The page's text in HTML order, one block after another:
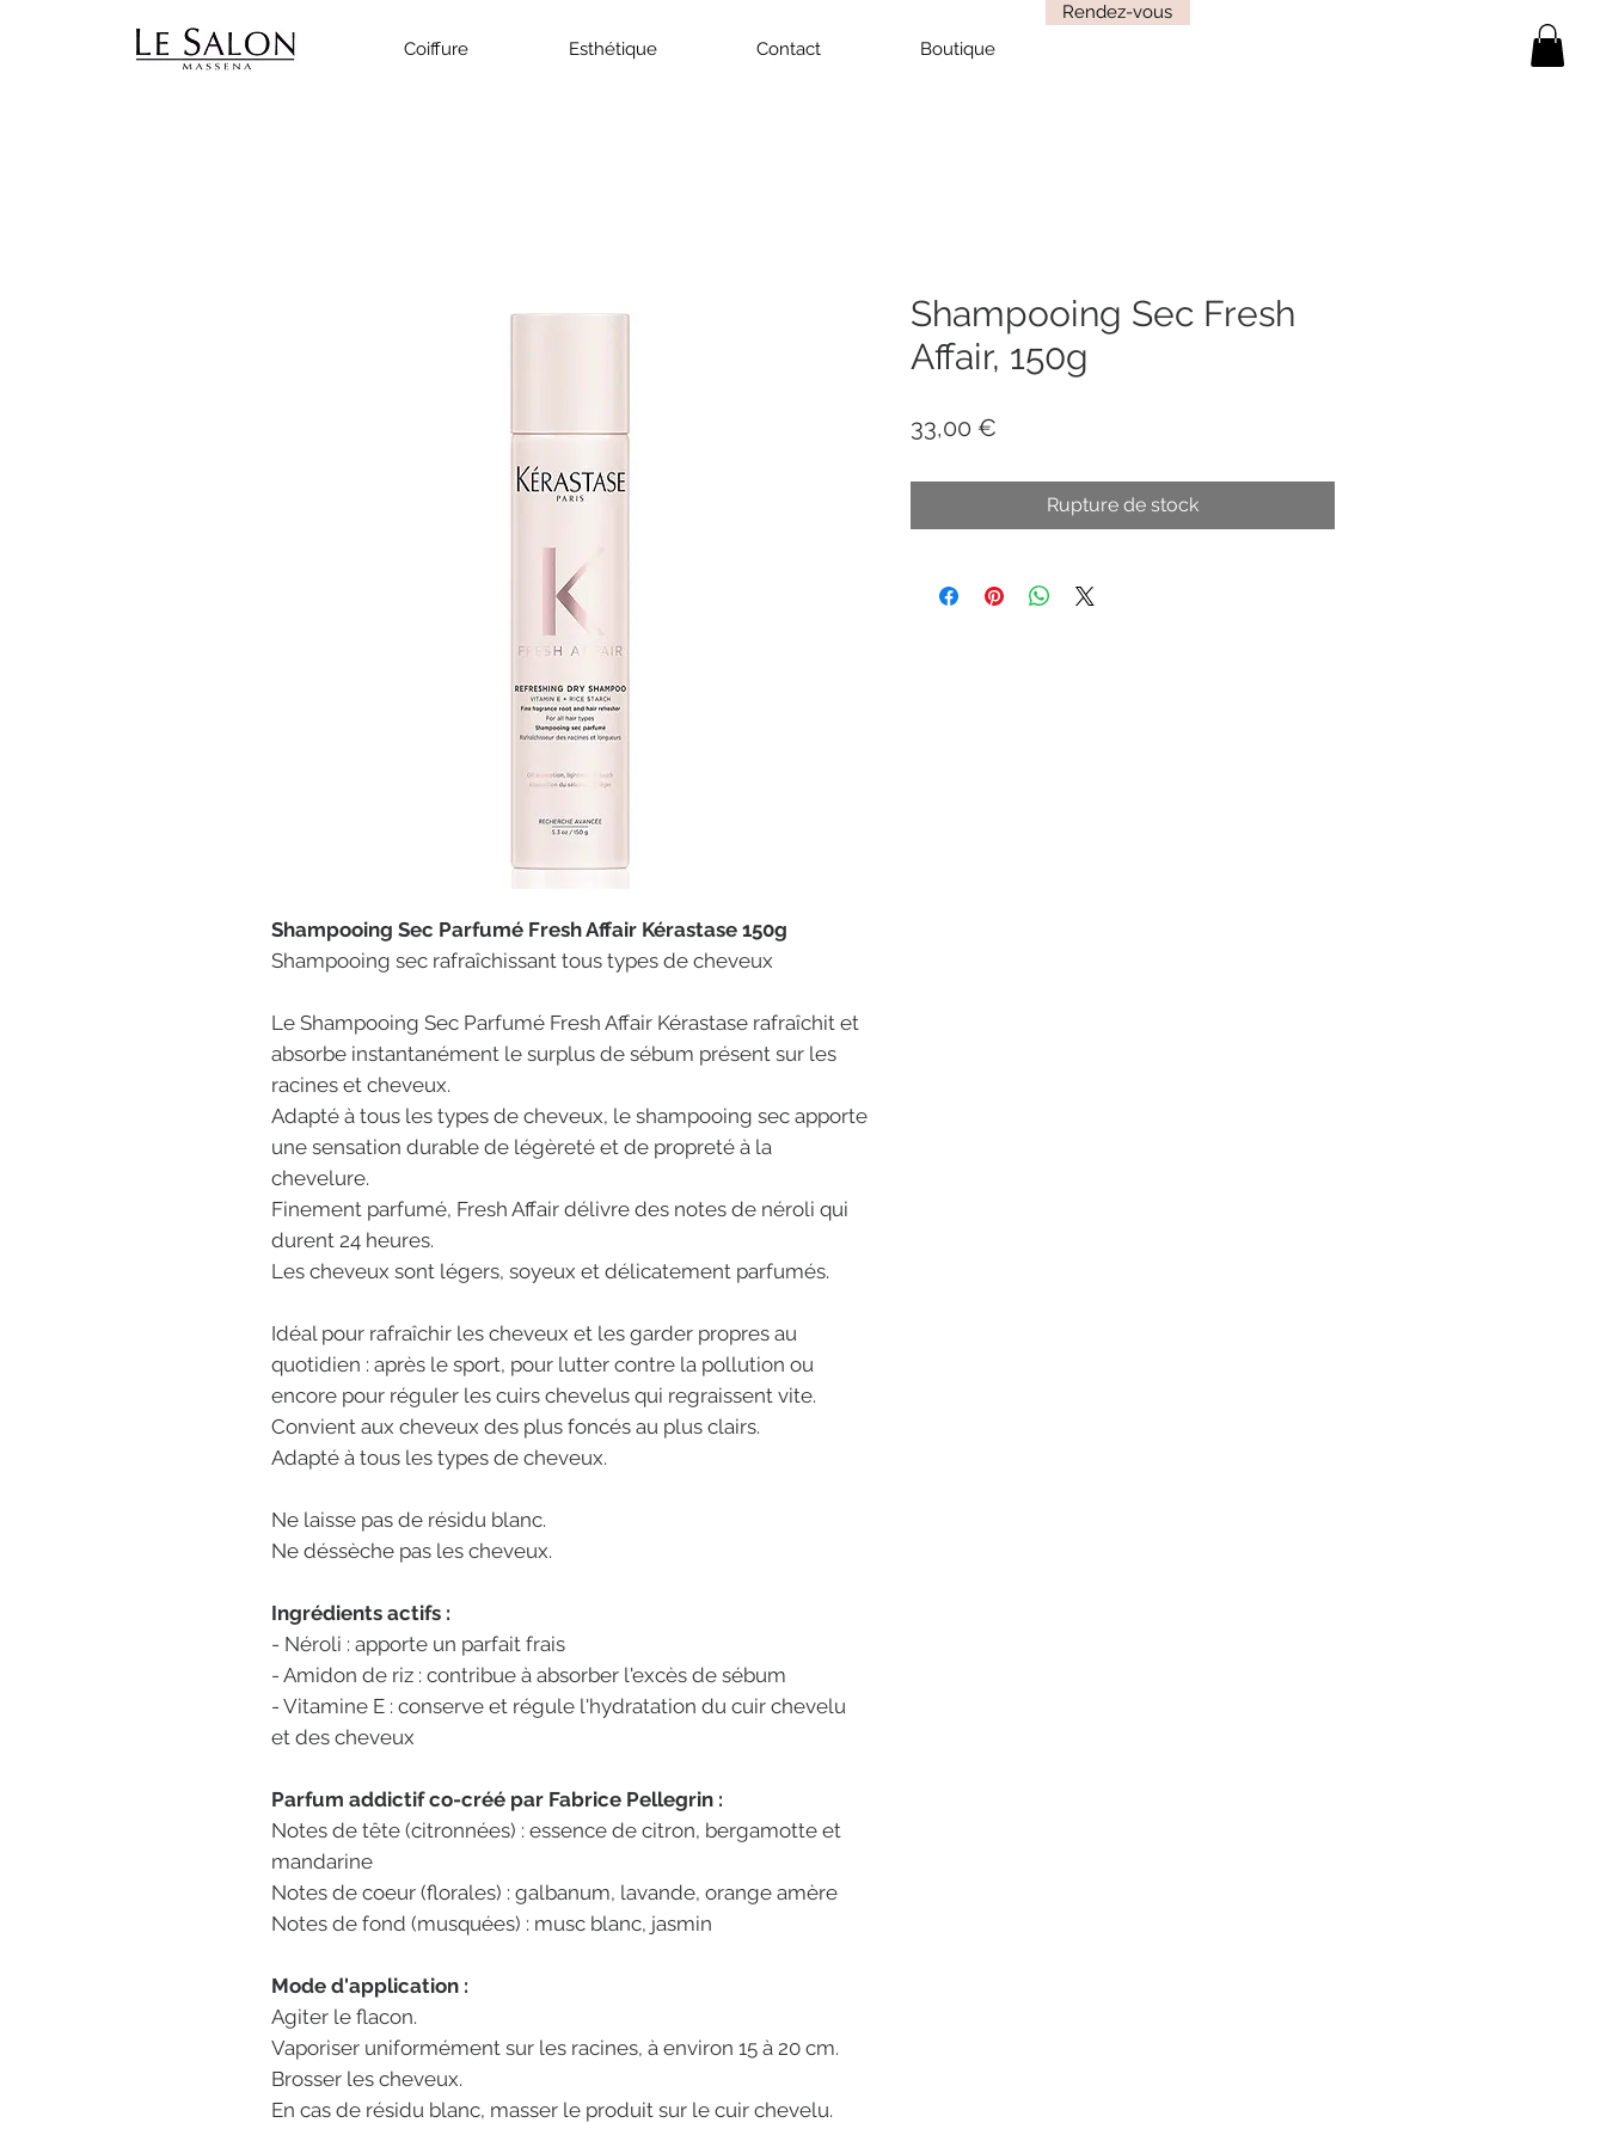
Rendez-vous
Coiffure
Esthétique Contact Boutique
Shampooing Sec Parfumé Fresh Affair Kérastase 150g
Shampooing sec rafraîchissant tous types de cheveux
Le Shampooing Sec Parfumé Fresh Affair Kérastase rafraîchit et
absorbe instantanément le surplus de sébum présent sur les
racines et cheveux.
Adapté à tous les types de cheveux, le shampooing sec apporte
une sensation durable de légèreté et de propreté à la
chevelure.
Finement parfumé, Fresh Affair délivre des notes de néroli qui
durent 24 heures.
Les cheveux sont légers, soyeux et délicatement parfumés.
Idéal pour rafraîchir les cheveux et les garder propres au
quotidien : après le sport, pour lutter contre la pollution ou
encore pour réguler les cuirs chevelus qui regraissent vite.
Convient aux cheveux des plus foncés au plus clairs.
Adapté à tous les types de cheveux.
Ne laisse pas de résidu blanc.
Ne déssèche pas les cheveux.
Ingrédients actifs :
- Néroli : apporte un parfait frais
- Amidon de riz : contribue à absorber l'excès de sébum
- Vitamine E : conserve et régule l'hydratation du cuir chevelu
et des cheveux
Parfum addictif co-créé par Fabrice Pellegrin :
Notes de tête (citronnées) : essence de citron, bergamotte et
mandarine
Notes de coeur (florales) : galbanum, lavande, orange amère
Notes de fond (musquées) : musc blanc, jasmin
Mode d'application :
Agiter le flacon.
Vaporiser uniformément sur les racines, à environ 15 à 20 cm.
Brosser les cheveux.
En cas de résidu blanc, masser le produit sur le cuir chevelu.
Shampooing Sec Fresh
Affair, 150g
33,00 €
Rupture de stock